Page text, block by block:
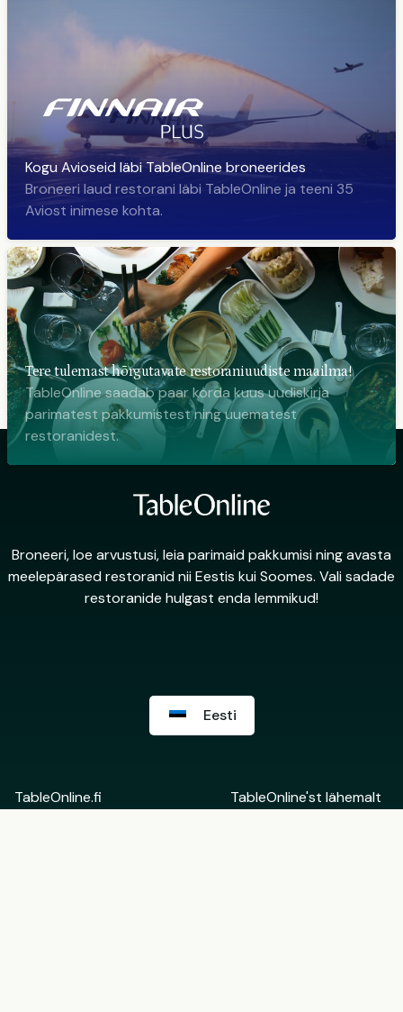
Kogu Avioseid läbi TableOnline broneerides
Broneeri laud restorani läbi TableOnline ja teeni 35
Aviost inimese kohta.
Tere tulemast hõrgutavate restoraniuudiste maailma!
TableOnline saadab paar korda kuus uudiskirja
parimatest pakkumistest ning uuematest
restoranidest.
Broneeri, loe arvustusi, leia parimaid pakkumisi ning avasta
meelepärased restoranid nii Eestis kui Soomes. Vali sadade
restoranide hulgast enda lemmikud!
Eesti
TableOnline.fi
TableOnline'st lähemalt